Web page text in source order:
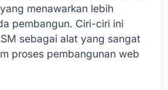
menawarkan lebih
pembangun. Ciri-ciri ini
sebagai alat yang sangat
proses pembangunan web